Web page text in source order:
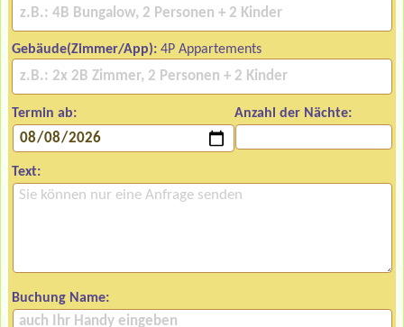
Gebäude(Zimmer/App): 4P Appartements
Termin ab: Anzahl der Nächte:
Text:
Buchung Name: